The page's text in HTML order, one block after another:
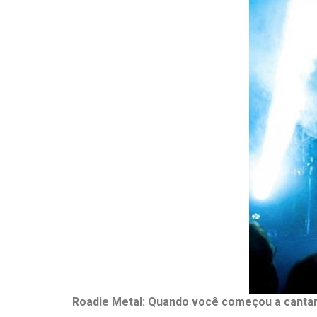
Roadie Metal: Quando você começou a